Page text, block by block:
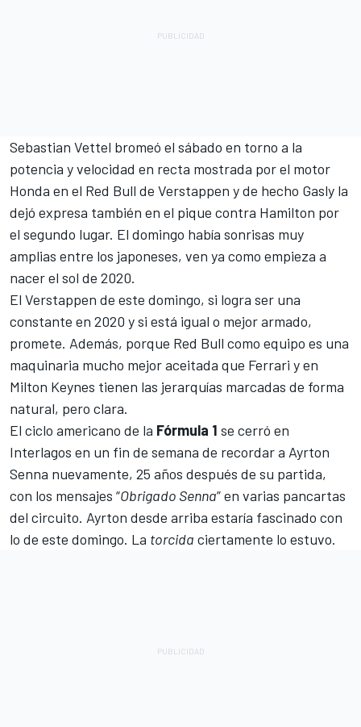
Sebastian Vettel bromeó el sábado en torno a la
potencia y velocidad en recta mostrada por el motor
Honda en el Red Bull de Verstappen y de hecho Gasly la
dejó expresa también en el pique contra Hamilton por
el segundo lugar. El domingo había sonrisas muy
amplias entre los japoneses, ven ya como empieza a
nacer el sol de 2020.
El Verstappen de este domingo, si logra ser una
constante en 2020 y si está igual o mejor armado,
promete. Además, porque Red Bull como equipo es una
maquinaria mucho mejor aceitada que Ferrari y en
Milton Keynes tienen las jerarquías marcadas de forma
natural, pero clara.
El ciclo americano de la Fórmula 1 se cerró en
Interlagos en un fin de semana de recordar a Ayrton
Senna nuevamente, 25 años después de su partida,
con los mensajes “Obrigado Senna” en varias pancartas
del circuito. Ayrton desde arriba estaría fascinado con
lo de este domingo. La torcida ciertamente lo estuvo.